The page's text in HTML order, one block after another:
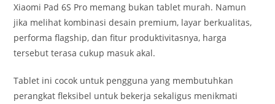
Xiaomi Pad 6S Pro memang bukan tablet murah. Namun
jika melihat kombinasi desain premium, layar berkualitas,
performa flagship, dan fitur produktivitasnya, harga
tersebut terasa cukup masuk akal.
Tablet ini cocok untuk pengguna yang membutuhkan
perangkat fleksibel untuk bekerja sekaligus menikmati